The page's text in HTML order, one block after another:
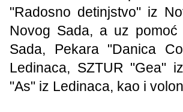
"Radosno detinjstvo" iz
Novog Sada, a uz
Sada, Pekara "Danica
Ledinaca, SZTUR "Gea"
"As" iz Ledinaca, kao i